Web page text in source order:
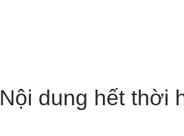
Nội dung hết thời